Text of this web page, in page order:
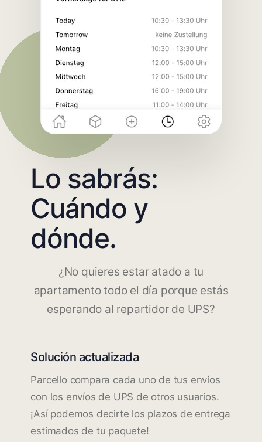
Lo sabrás:
Cuándo y
dónde.
¿No quieres estar atado a tu
apartamento todo el día porque estás
esperando al repartidor de UPS?
Solución actualizada
Parcello compara cada uno de tus envíos
con los envíos de UPS de otros usuarios.
¡Así podemos decirte los plazos de entrega
estimados de tu paquete!